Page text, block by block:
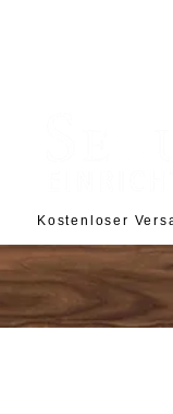
Kostenloser